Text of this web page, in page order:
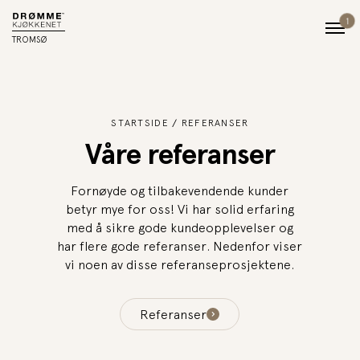
TROMSØ
1
STARTSIDE REFERANSER
Våre referanser
Fornøyde og tilbakevendende kunder
betyr mye for oss! Vi har solid erfaring
med å sikre gode kundeopplevelser og
har flere gode referanser. Nedenfor viser
vi noen av disse referanseprosjektene.
Referanser